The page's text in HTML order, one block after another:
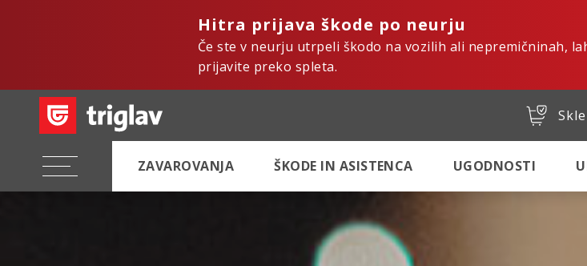
Hitra prijava škode po neurju
Če ste v neurju utrpeli škodo na vozilih ali nepremičninah,
prijavite preko spleta.
ZAVAROVANJA ŠKODE IN ASISTENCA UGODNOSTI